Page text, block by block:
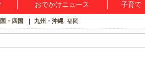
おでかけニュース 子育て
・四国 九州・沖縄 福岡